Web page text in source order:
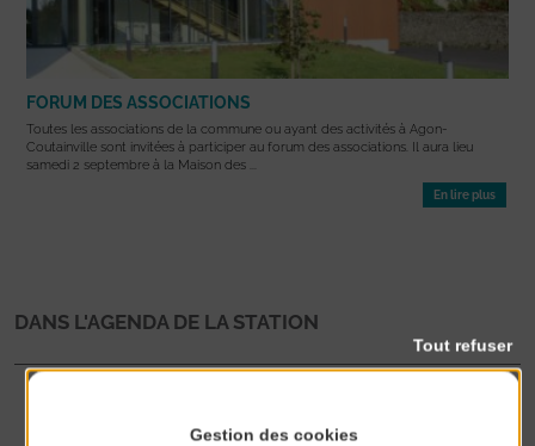
FORUM DES ASSOCIATIONS
Toutes les associations de la commune ou ayant des activités à Agon-
Coutainville sont invitées à participer au forum des associations. Il aura lieu
samedi 2 septembre à la Maison des ...
En lire plus
DANS L'AGENDA DE LA STATION
Gestion des cookies
Tout refuser